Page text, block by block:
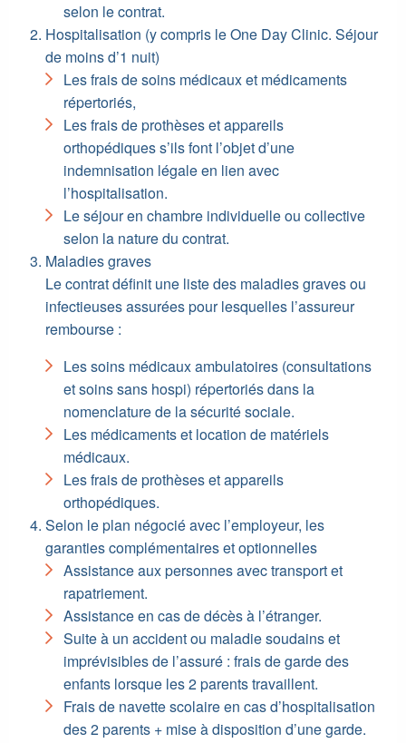
selon le contrat.
Hospitalisation (y compris le One Day Clinic. Séjour
de moins d’1 nuit)
Les frais de soins médicaux et médicaments
répertoriés,
Les frais de prothèses et appareils
orthopédiques s’ils font l’objet d’une
indemnisation légale en lien avec
l’hospitalisation.
Le séjour en chambre individuelle ou collective
selon la nature du contrat.
Maladies graves
Le contrat définit une liste des maladies graves ou
infectieuses assurées pour lesquelles l’assureur
rembourse :
Les soins médicaux ambulatoires (consultations
et soins sans hospi) répertoriés dans la
nomenclature de la sécurité sociale.
Les médicaments et location de matériels
médicaux.
Les frais de prothèses et appareils
orthopédiques.
Selon le plan négocié avec l’employeur, les
garanties complémentaires et optionnelles
Assistance aux personnes avec transport et
rapatriement.
Assistance en cas de décès à l’étranger.
Suite à un accident ou maladie soudains et
imprévisibles de l’assuré : frais de garde des
enfants lorsque les 2 parents travaillent.
Frais de navette scolaire en cas d’hospitalisation
des 2 parents + mise à disposition d’une garde.